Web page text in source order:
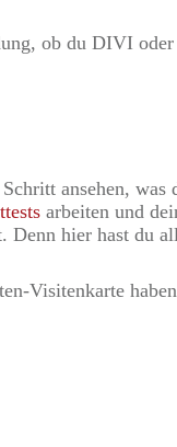
ob du DIVI
ansehen,
arbeiten und
Denn hier hast du
Visitenkarte